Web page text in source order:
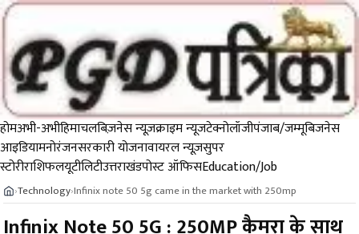
होमअभी-अभीहिमाचलबिज़नेस न्यूज़क्राइम न्यूजटेक्नोलॉजीपंजाब/जम्मूबिजनेस
आइडियामनोरंजनसरकारी योजनावायरल न्यूज़सुपर
स्टोरीराशिफलयूटीलिटीउत्तराखंडपोस्ट ऑफिसEducation/Job
›Technology›Infinix note 50 5g came in the market with 250mp
Infinix Note 50 5G : 250MP कैमरा के साथ